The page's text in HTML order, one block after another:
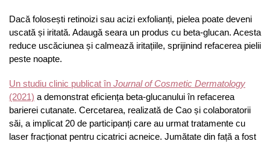
Dacă folosești retinoizi sau acizi exfolianți, pielea poate deveni
uscată și iritată. Adaugă seara un produs cu beta-glucan. Acesta
reduce uscăciunea și calmează iritațiile, sprijinind refacerea pielii
peste noapte.
Un studiu clinic publicat în Journal of Cosmetic Dermatology
(2021) a demonstrat eficiența beta-glucanului în refacerea
barierei cutanate. Cercetarea, realizată de Cao și colaboratorii
săi, a implicat 20 de participanți care au urmat tratamente cu
laser fracționat pentru cicatrici acneice. Jumătate din față a fost